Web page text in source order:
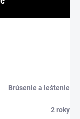
Brúsenie a leštenie
2 roky